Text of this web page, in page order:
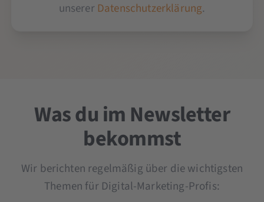
unserer Datenschutzerklärung.
Was du im Newsletter
bekommst
Wir berichten regelmäßig über die wichtigsten
Themen für Digital-Marketing-Profis: